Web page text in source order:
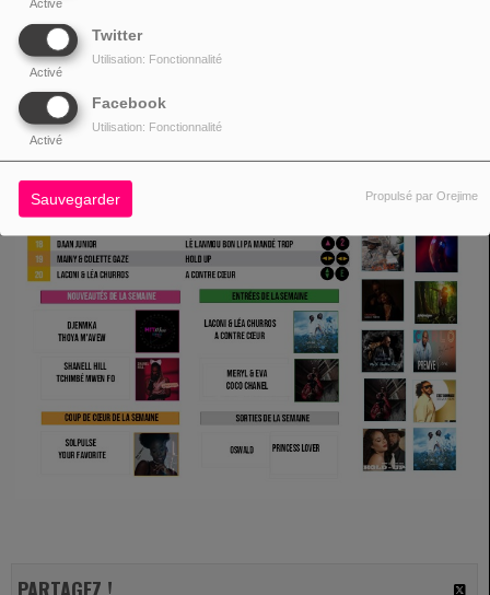
Activé
Twitter
Activé
Utilisation: Fonctionnalité
Facebook
Activé
Utilisation: Fonctionnalité
Sauvegarder Propulsé par Orejime
PARTAGEZ !